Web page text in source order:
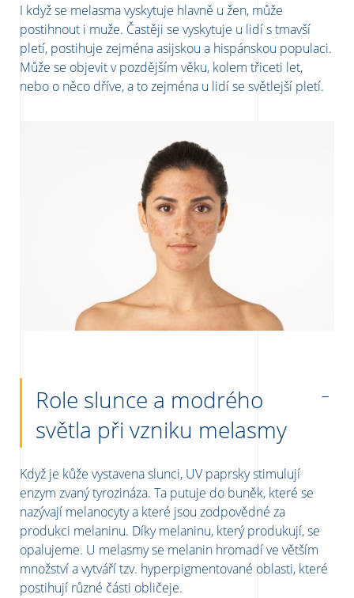
I když se melasma vyskytuje hlavně u žen, může
postihnout i muže. Častěji se vyskytuje u lidí s tmavší
pletí, postihuje zejména asijskou a hispánskou populaci.
Může se objevit v pozdějším věku, kolem třiceti let,
nebo o něco dříve, a to zejména u lidí se světlejší pletí.
Role slunce a modrého
světla při vzniku melasmy
Když je kůže vystavena slunci, UV paprsky stimulují
enzym zvaný tyrozináza. Ta putuje do buněk, které se
nazývají melanocyty a které jsou zodpovědné za
produkci melaninu. Díky melaninu, který produkují, se
opalujeme. U melasmy se melanin hromadí ve větším
množství a vytváří tzv. hyperpigmentované oblasti, které
postihují různé části obličeje.